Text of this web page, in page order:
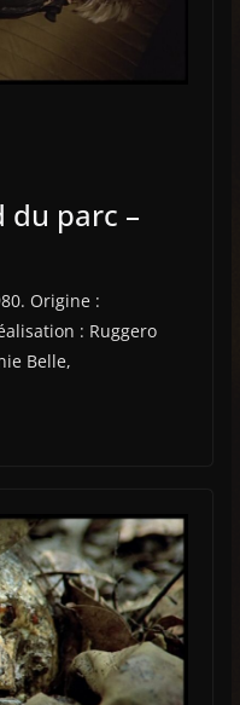
du parc –
Origine :
: Ruggero
Belle,